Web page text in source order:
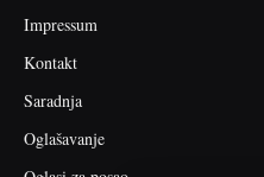
Impressum
Kontakt
Saradnja
Oglašavanje